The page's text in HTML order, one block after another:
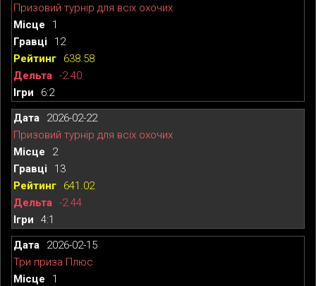
Призовий турнір для всіх охочих
1
12
638.58
-2.40
6:2
2026-02-22
Призовий турнір для всіх охочих
2
13
641.02
-2.44
4:1
2026-02-15
Три приза Плюс
1